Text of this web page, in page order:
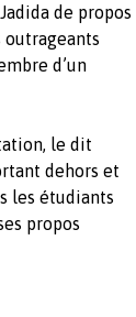
de propos
outrageants
d’un
le dit
dehors et
les étudiants
propos